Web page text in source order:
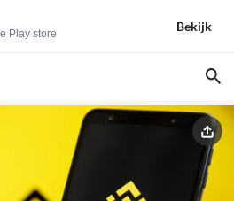
Play store
Bekijk